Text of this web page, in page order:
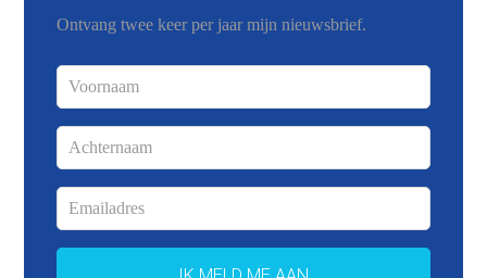
Ontvang twee keer per jaar mijn nieuwsbrief.